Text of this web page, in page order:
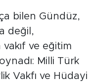
bilen Gündüz,
değil,
ve eğitim
Milli Türk
Vakfı ve Hüdayi